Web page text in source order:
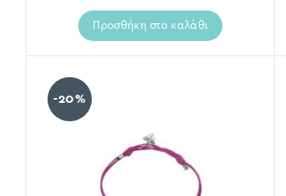
Προσθήκη στο καλάθι
-20%